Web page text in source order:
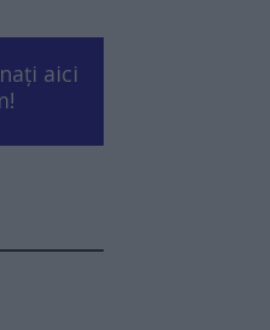
aici